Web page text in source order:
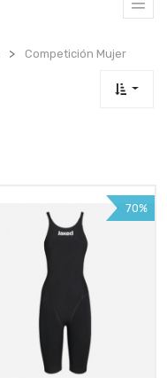
Competición Mujer
70%